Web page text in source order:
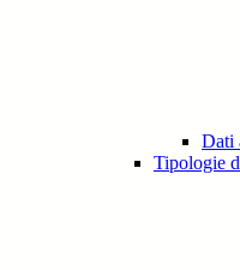
Dati
Tipologie